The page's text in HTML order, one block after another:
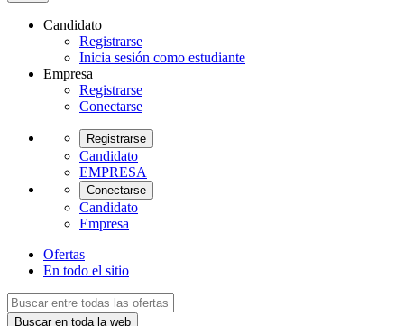
Candidato
Registrarse
Inicia sesión como estudiante
Empresa
Registrarse
Conectarse
Registrarse
Candidato
EMPRESA
Conectarse
Candidato
Empresa
Ofertas
En todo el sitio